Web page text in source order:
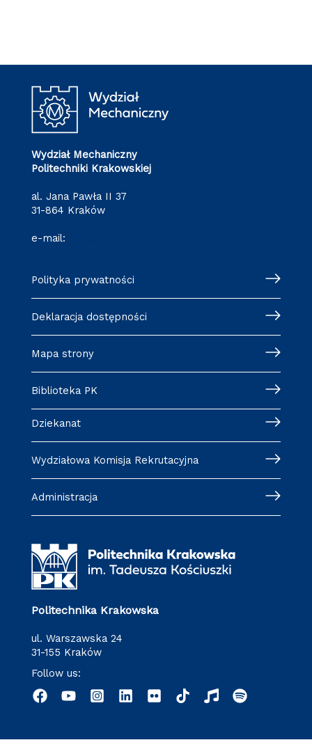
Wydział Mechaniczny
Politechniki Krakowskiej
al. Jana Pawła II 37
31-864 Kraków
e-mail:
Polityka prywatności
Deklaracja dostępności
Mapa strony
Biblioteka PK
Dziekanat
Wydziałowa Komisja Rekrutacyjna
Administracja
Politechnika Krakowska
ul. Warszawska 24
31-155 Kraków
Follow us: